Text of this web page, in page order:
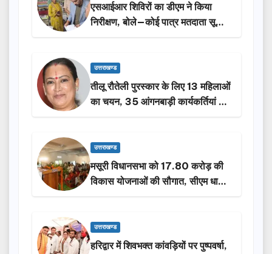
एसआईआर शिविरों का डीएम ने किया
निरीक्षण, बोले—कोई पात्र मतदाता सूची
से न छूटे…
उत्तराखण्ड
तीलू रौतेली पुरस्कार के लिए 13 महिलाओं
का चयन, 35 आंगनबाड़ी कार्यकर्तियां भी
होंगी सम्मानित…
उत्तराखण्ड
मसूरी विधानसभा को 17.80 करोड़ की
विकास योजनाओं की सौगात, सीएम धामी
ने किया लोकार्पण-शिलान्यास.
उत्तराखण्ड
हरिद्वार में शिवभक्त कांवड़ियों पर पुष्पवर्षा,